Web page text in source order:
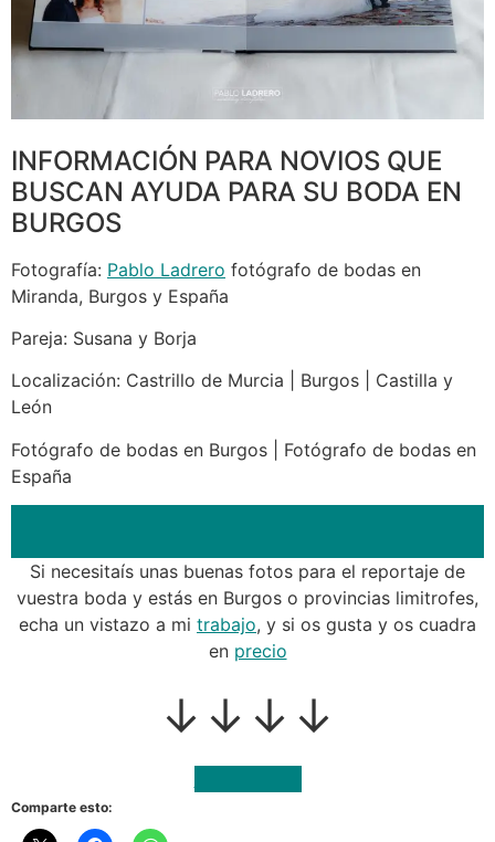
INFORMACIÓN PARA NOVIOS QUE
BUSCAN AYUDA PARA SU BODA EN
BURGOS
Fotografía: Pablo Ladrero fotógrafo de bodas en
Miranda, Burgos y España
Pareja: Susana y Borja
Localización: Castrillo de Murcia | Burgos | Castilla y
León
Fotógrafo de bodas en Burgos | Fotógrafo de bodas en
España
Si necesitaís unas buenas fotos para el reportaje de
vuestra boda y estás en Burgos o provincias limitrofes,
echa un vistazo a mi trabajo, y si os gusta y os cuadra
en precio
↓↓↓↓
Comparte esto: